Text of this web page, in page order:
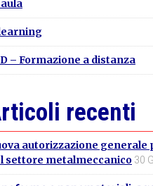
– Formazione a distanza
recenti
autorizzazione generale
settore metalmeccanico 30